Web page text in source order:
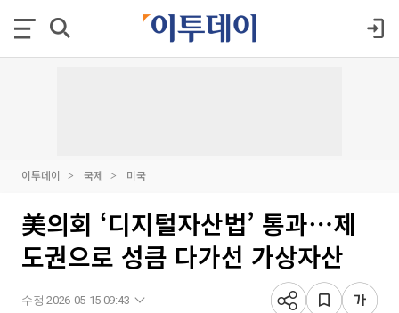
이투데이 국제 미국
美의회 ‘디지털자산법’ 통과⋯제
도권으로 성큼 다가선 가상자산
수정 2026-05-15 09:43